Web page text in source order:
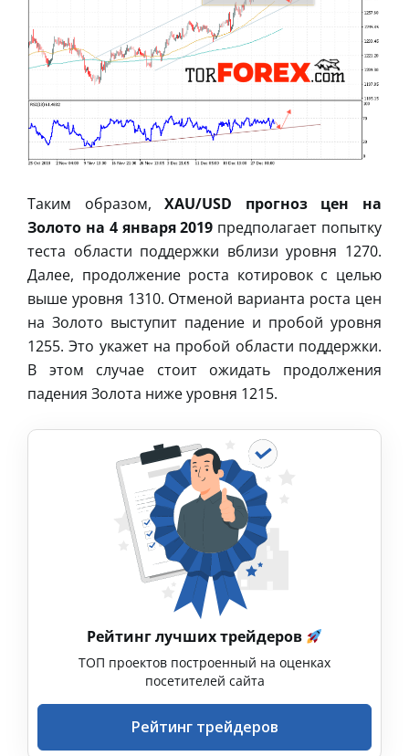
Таким образом,XAU/USD прогноз цен на
Золото на 4 января 2019 предполагает попытку
теста области поддержки вблизи уровня 1270.
Далее, продолжение роста котировок с целью
выше уровня 1310. Отменой варианта роста цен
на Золото выступит падение и пробой уровня
1255. Это укажет на пробой области поддержки.
В этом случае стоит ожидать продолжения
падения Золота ниже уровня 1215.
Рейтинг лучших трейдеров
ТОП проектов построенный на оценках
посетителей сайта
Рейтинг трейдеров